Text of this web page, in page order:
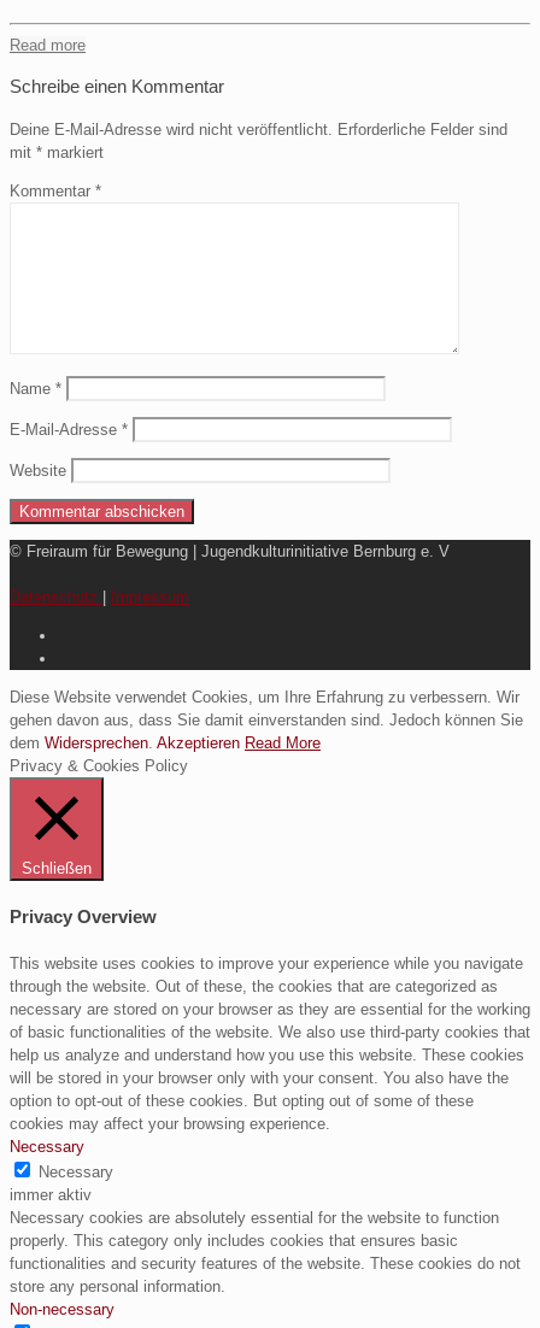
Read more
Schreibe einen Kommentar
Deine E-Mail-Adresse wird nicht veröffentlicht.
Erforderliche Felder sind
mit * markiert
Kommentar *
Name *
E-Mail-Adresse *
Website
© Freiraum für Bewegung | Jugendkulturinitiative Bernburg e. V
Datenschutz Impressum
Diese Website verwendet Cookies, um Ihre Erfahrung zu verbessern. Wir
gehen davon aus, dass Sie damit einverstanden sind. Jedoch können Sie
dem Widersprechen Akzeptieren Read More
Privacy & Cookies Policy
Schließen
Privacy Overview
This website uses cookies to improve your experience while you navigate
through the website. Out of these, the cookies that are categorized as
necessary are stored on your browser as they are essential for the working
of basic functionalities of the website. We also use third-party cookies that
help us analyze and understand how you use this website. These cookies
will be stored in your browser only with your consent. You also have the
option to opt-out of these cookies. But opting out of some of these
cookies may affect your browsing experience.
Necessary
Necessary
immer aktiv
Necessary cookies are absolutely essential for the website to function
properly. This category only includes cookies that ensures basic
functionalities and security features of the website. These cookies do not
store any personal information.
Non-necessary